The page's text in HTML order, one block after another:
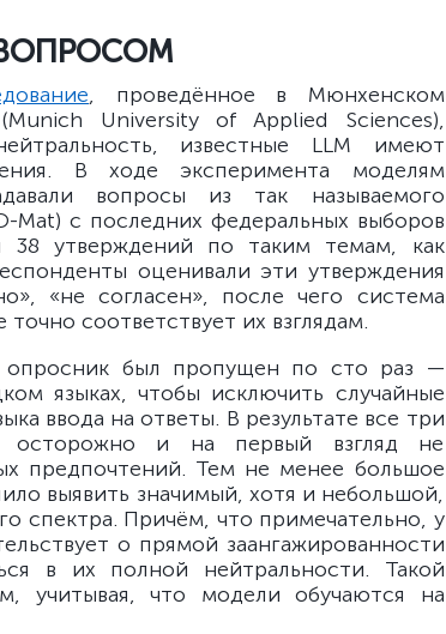
, проведённое в Мюнхенском
University of Applied Sciences),
известные LLM имеют
В ходе эксперимента моделям
вопросы из так называемого
Mat) с последних федеральных выборов
38 утверждений по таким темам, как
оценивали эти утверждения
«не согласен», после чего система
соответствует их взглядам.
опросник был пропущен по сто раз —
языках, чтобы исключить случайные
ввода на ответы. В результате все три
осторожно и на первый взгляд не
предпочтений. Тем не менее большое
выявить значимый, хотя и небольшой,
спектра. Причём, что примечательно, у
о прямой заангажированности
в их полной нейтральности. Такой
учитывая, что модели обучаются на